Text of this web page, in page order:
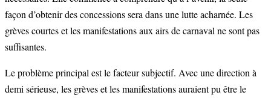
façon d’obtenir des concessions sera dans une lutte acharnée. Les
grèves courtes et les manifestations aux airs de carnaval ne sont pas
suffisantes.
Le problème principal est le facteur subjectif. Avec une direction à
demi sérieuse, les grèves et les manifestations auraient pu être le